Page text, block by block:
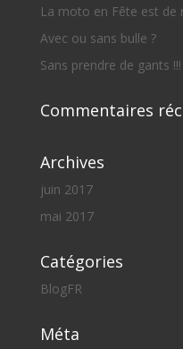
La moto en Fête est de
Avec ou sans bulle ?
Sans prendre de gants !!!
Commentaires
Archives
juin 2017
mai 2017
Catégories
BlogFR
Méta